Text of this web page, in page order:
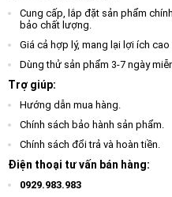
Cung cấp, lắp đặt sản phẩm
bảo chất lượng.
Giá cả hợp lý, mang lại lợi ích cao
Dùng thử sản phẩm 3-7 ngày
Trợ giúp:
Hướng dẫn mua hàng.
Chính sách bảo hành sản phẩm.
Chính sách đổi trả và hoàn tiền.
Điện thoại tư vấn bán hàng:
0929.983.983